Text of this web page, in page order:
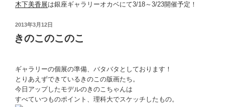
木下美香展は銀座ギャラリーオカベにて3/18～3/23開催予定！
投
稿
日:
2013年3月12日
きのこのこのこ
ギャラリーの個展の準備、バタバタとしております！
とりあえずできているきのこの版画たち。
今日アップしたモデルのきのこちゃんは
すべていつものポイント、理科大でスケッチしたもの。